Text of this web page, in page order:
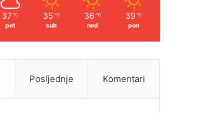
37 ℃
pet
35 ℃
sub
36 ℃
ned
39 ℃
pon
Posljednje Komentari